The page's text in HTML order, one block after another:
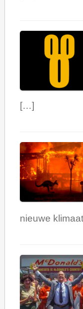
[…]
nieuwe